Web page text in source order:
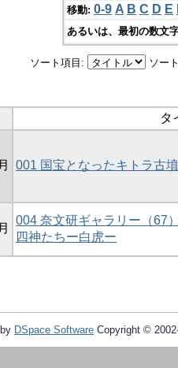
移動: 0-9 A B C D E
あるいは、最初の数文
ソート項目: ソー
タ
001 国宝となったキトラ古
004 奈文研ギャラリー（67
四神たちー白虎ー
DSpace Software Copyright ©